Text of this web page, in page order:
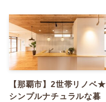
【那覇市】2世帯リノベ★
シンプルナチュラルな暮